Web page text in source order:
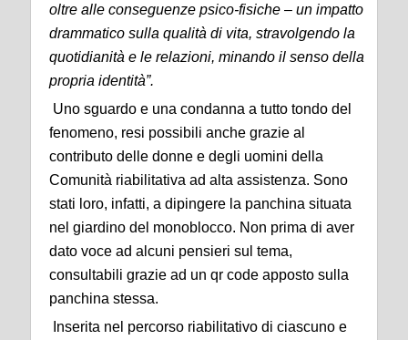
oltre alle conseguenze psico-fisiche – un impatto
drammatico sulla qualità di vita, stravolgendo la
quotidianità e le relazioni, minando il senso della
propria identità”.
Uno sguardo e una condanna a tutto tondo del
fenomeno, resi possibili anche grazie al
contributo delle donne e degli uomini della
Comunità riabilitativa ad alta assistenza. Sono
stati loro, infatti, a dipingere la panchina situata
nel giardino del monoblocco. Non prima di aver
dato voce ad alcuni pensieri sul tema,
consultabili grazie ad un qr code apposto sulla
panchina stessa.
Inserita nel percorso riabilitativo di ciascuno e